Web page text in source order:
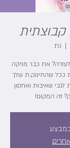
קבוצתית
  |
גת
את כבר מניקה
ככל שהתינוק.ת שלך
שאיבות ואחסון
זה המקום!